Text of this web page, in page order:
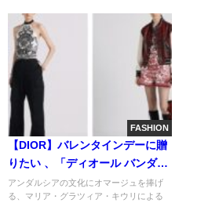
FASHION
【DIOR】バレンタインデーに贈
りたい 、「ディオール バンダ
ナ」モチーフが登場
アンダルシアの文化にオマージュを捧げ
る、マリア・グラツィア・キウリによる